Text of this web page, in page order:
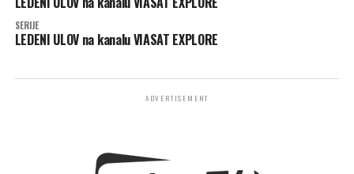
SERIJE
LEDENI ULOV na kanalu VIASAT EXPLORE
ADVERTISEMENT